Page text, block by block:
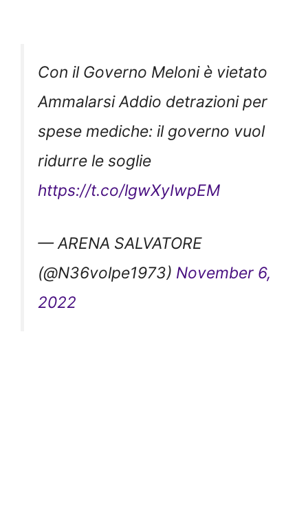
Con il Governo Meloni è vietato
Ammalarsi Addio detrazioni per
spese mediche: il governo vuol
ridurre le soglie
https://t.co/lgwXyIwpEM
— ARENA SALVATORE
(@N36volpe1973) November 6,
2022